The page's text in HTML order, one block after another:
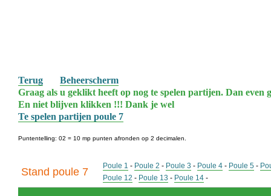
Terug
Beheerscherm
Graag als u geklikt heeft op nog te spelen partijen. Dan even
En niet blijven klikken !!! Dank je wel
Te spelen partijen poule 7
Puntentelling: 02 = 10 mp punten afronden op 2 decimalen.
Stand poule 7 Poule 1 - Poule 2 - Poule 3 - Poule 4 - Poule 5 -
Poule 12 - Poule 13 - Poule 14 -